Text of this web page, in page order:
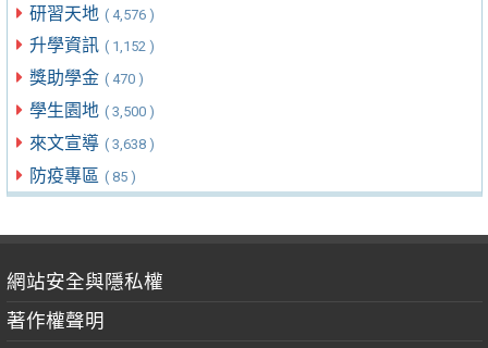
研習天地 ( 4,576 )
升學資訊 ( 1,152 )
獎助學金 ( 470 )
學生園地 ( 3,500 )
來文宣導 ( 3,638 )
防疫專區 ( 85 )
網站安全與隱私權
著作權聲明